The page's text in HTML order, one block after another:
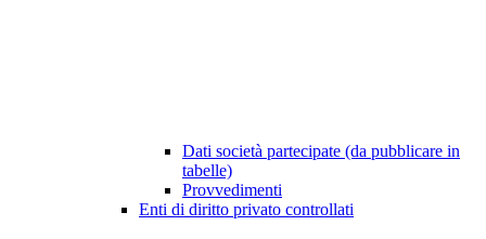
Dati società partecipate (da pubblicare in
tabelle)
Provvedimenti
Enti di diritto privato controllati